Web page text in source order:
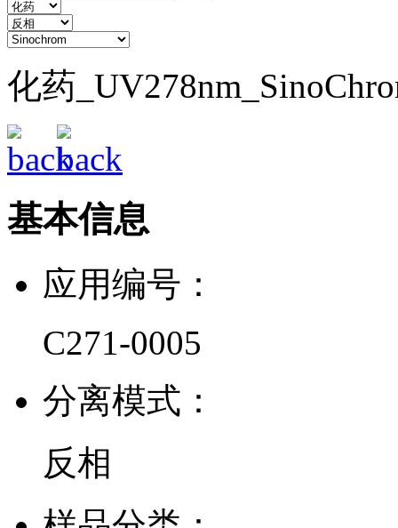
化药
基本信息
应用编号：
C271-0005
分离模式：
反相